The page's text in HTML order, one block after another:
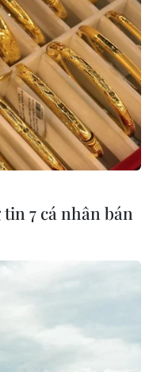
7 cá nhân bán